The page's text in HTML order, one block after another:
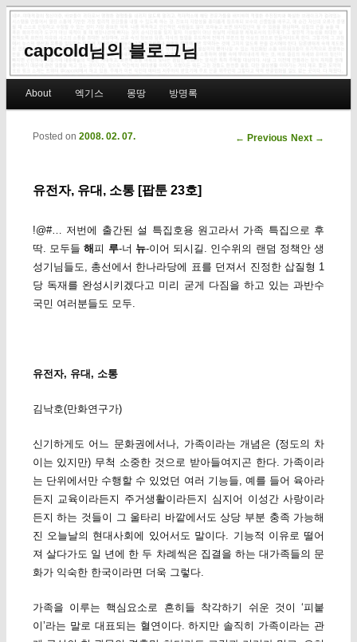
capcold님의 블로그님
Skip to primary content
Skip to secondary content
About 엑기스 몽땅 방명록
Post navigation
← Previous Next →
유전자, 유대, 소통 [팝툰 23호]
Posted on 2008. 02. 07.
!@#… 저번에 출간된 설 특집호용 원고라서 가족 특집으로 후
딱. 모두들해피 루-너 뉴-이어 되시길. 인수위의 랜덤 정책안 생
성기님들도, 총선에서 한나라당에 표를 던져서 진정한 삽질형 1
당 독재를 완성시키겠다고 미리 굳게 다짐을 하고 있는 과반수
국민 여러분들도 모두.
유전자, 유대, 소통
김낙호(만화연구가)
신기하게도 어느 문화권에서나, 가족이라는 개념은 (정도의 차
이는 있지만) 무척 소중한 것으로 받아들여지곤 한다. 가족이라
는 단위에서만 수행할 수 있었던 여러 기능들, 예를 들어 육아라
든지 교육이라든지 주거생활이라든지 심지어 이성간 사랑이라
든지 하는 것들이 그 울타리 바깥에서도 상당 부분 충족 가능해
진 오늘날의 현대사회에 있어서도 말이다. 기능적 이유로 떨어
져 살다가도 일 년에 한 두 차례씩은 집결을 하는 대가족들의 문
화가 익숙한 한국이라면 더욱 그렇다.
가족을 이루는 핵심요소로 흔히들 착각하기 쉬운 것이 ‘피붙
이’라는 말로 대표되는 혈연이다. 하지만 솔직히 가족이라는 관